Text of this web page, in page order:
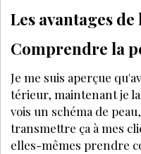
Les avantages
Comprendre la
Je me suis aperçue
térieur, maintenant je
vois un schéma de
transmettre ça à mes
elles-mêmes prendre